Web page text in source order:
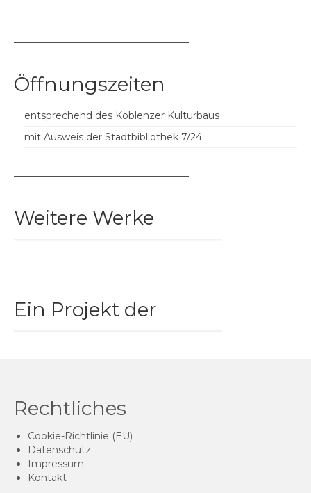
––––––––––––––––––––––––––––––––––––
Öffnungszeiten
entsprechend des Koblenzer Kulturbaus
mit Ausweis der Stadtbibliothek 7/24
––––––––––––––––––––––––––––––––––––
Weitere Werke
––––––––––––––––––––––––––––––––––––
Ein Projekt der
Rechtliches
Cookie-Richtlinie (EU)
Datenschutz
Impressum
Kontakt